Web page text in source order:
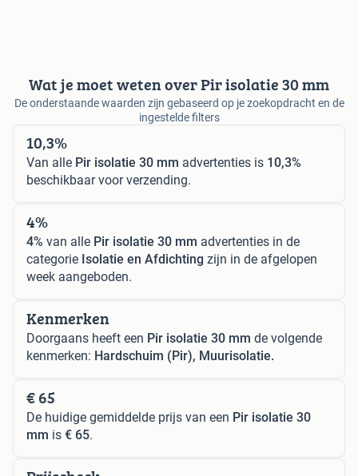
Wat je moet weten over Pir isolatie 30 mm
De onderstaande waarden zijn gebaseerd op je zoekopdracht en de
ingestelde filters
10,3%
Van alle Pir isolatie 30 mm advertenties is 10,3%
beschikbaar voor verzending.
4%
4% van alle Pir isolatie 30 mm advertenties in de
categorie Isolatie en Afdichting zijn in de afgelopen
week aangeboden.
Kenmerken
Doorgaans heeft een Pir isolatie 30 mm de volgende
kenmerken: Hardschuim (Pir), Muurisolatie.
€ 65
De huidige gemiddelde prijs van een Pir isolatie 30
mm is € 65.